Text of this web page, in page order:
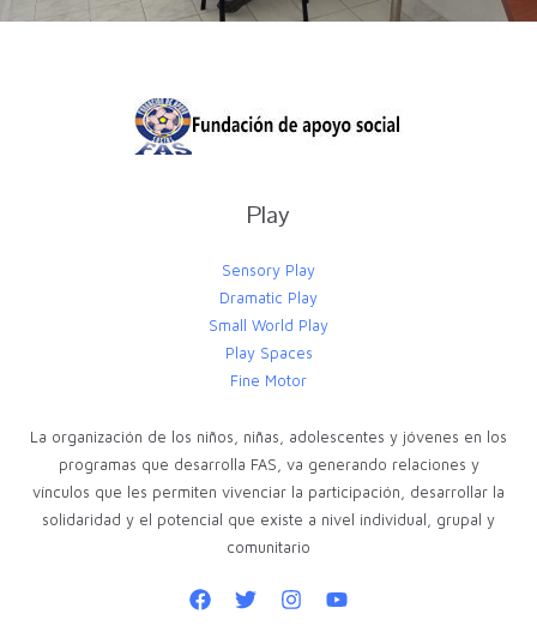
Play
Sensory Play
Dramatic Play
Small World Play
Play Spaces
Fine Motor
La organización de los niños, niñas, adolescentes y jóvenes en los
programas que desarrolla FAS, va generando relaciones y
vínculos que les permiten vivenciar la participación, desarrollar la
solidaridad y el potencial que existe a nivel individual, grupal y
comunitario